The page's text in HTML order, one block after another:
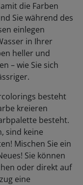
die Farben
Sie während des
einlegen
in Ihrer
heller und
– wie Sie sich
besteht
kreieren
besteht.
sind keine
Mischen Sie ein
Sie können
oder direkt auf
eine